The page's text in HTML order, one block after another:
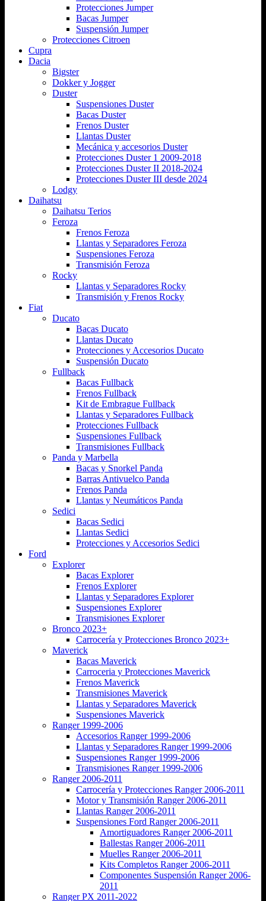
Protecciones Jumper
Bacas Jumper
Suspensión Jumper
Protecciones Citroen
Cupra
Dacia
Bigster
Dokker y Jogger
Duster
Suspensiones Duster
Bacas Duster
Frenos Duster
Llantas Duster
Mecánica y accesorios Duster
Protecciones Duster 1 2009-2018
Protecciones Duster II 2018-2024
Protecciones Duster III desde 2024
Lodgy
Daihatsu
Daihatsu Terios
Feroza
Frenos Feroza
Llantas y Separadores Feroza
Suspensiones Feroza
Transmisión Feroza
Rocky
Llantas y Separadores Rocky
Transmisión y Frenos Rocky
Fiat
Ducato
Bacas Ducato
Llantas Ducato
Protecciones y Accesorios Ducato
Suspensión Ducato
Fullback
Bacas Fullback
Frenos Fullback
Kit de Embrague Fullback
Llantas y Separadores Fullback
Protecciones Fullback
Suspensiones Fullback
Transmisiones Fullback
Panda y Marbella
Bacas y Snorkel Panda
Barras Antivuelco Panda
Frenos Panda
Llantas y Neumáticos Panda
Sedici
Bacas Sedici
Llantas Sedici
Protecciones y Accesorios Sedici
Ford
Explorer
Bacas Explorer
Frenos Explorer
Llantas y Separadores Explorer
Suspensiones Explorer
Transmisiones Explorer
Bronco 2023+
Carrocería y Protecciones Bronco 2023+
Maverick
Bacas Maverick
Carroceria y Protecciones Maverick
Frenos Maverick
Transmisiones Maverick
Llantas y Separadores Maverick
Suspensiones Maverick
Ranger 1999-2006
Accesorios Ranger 1999-2006
Llantas y Separadores Ranger 1999-2006
Suspensiones Ranger 1999-2006
Transmisiones Ranger 1999-2006
Ranger 2006-2011
Carrocería y Protecciones Ranger 2006-2011
Motor y Transmisión Ranger 2006-2011
Llantas Ranger 2006-2011
Suspensiones Ford Ranger 2006-2011
Amortiguadores Ranger 2006-2011
Ballestas Ranger 2006-2011
Muelles Ranger 2006-2011
Kits Completos Ranger 2006-2011
Componentes Suspensión Ranger 2006-
2011
Ranger PX 2011-2022